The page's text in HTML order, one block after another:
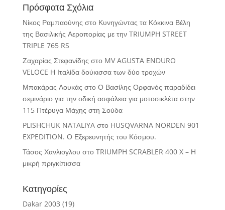
Πρόσφατα Σχόλια
Νίκος Ραμπαούνης στο Κυνηγώντας τα Κόκκινα Βέλη
της Βασιλικής Αεροπορίας με την TRIUMPH STREET
TRIPLE 765 RS
Ζαχαρίας Στεφανίδης στο MV AGUSTA ENDURO
VELOCE Η Ιταλίδα δούκισσα των δύο τροχών
Μπακάρας Λουκάς στο Ο Βασίλης Ορφανός παραδίδει
σεμινάριο για την οδική ασφάλεια για μοτοσικλέτα στην
115 Πτέρυγα Μάχης στη Σούδα
PLISHCHUK NATALIYAστο HUSQVARNA NORDEN 901
EXPEDITION. Ο Εξερευνητής του Κόσμου.
Τάσος Χανλιογλου στο TRIUMPH SCRABLER 400 X – Η
μικρή πριγκίπισσα
Κατηγορίες
Dakar 2003 (19)